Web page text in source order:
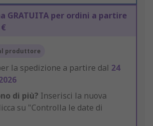
GRATUITA per ordini a partire
produttore
la spedizione a partire dal 24
di più? Inserisci la nuova
su "Controlla le date di